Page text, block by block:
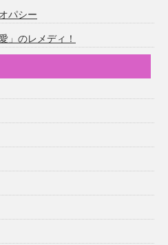
パシー
」のレメディ！